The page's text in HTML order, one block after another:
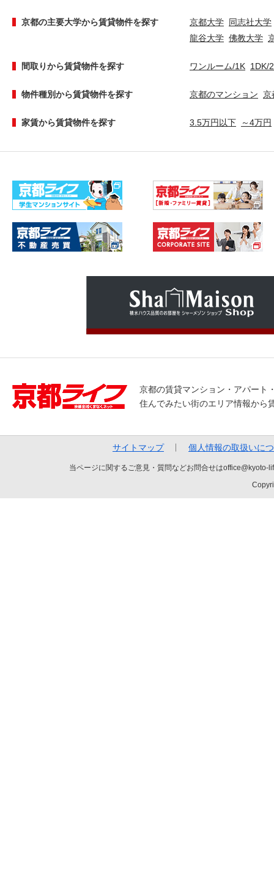
京都の主要大学から賃貸物件を探す 京都大学 同志社大学
龍谷大学 佛教大学
間取りから賃貸物件を探す ワンルーム/1K 1DK/
物件種別から賃貸物件を探す 京都のマンション 京
家賃から賃貸物件を探す 3.5万円以下 ～4万円
京都の賃貸マンション・アパート
住んでみたい街のエリア情報から
サイトマップ 個人情報の取扱いに
当ページに関するご意見・質問などお問合せは